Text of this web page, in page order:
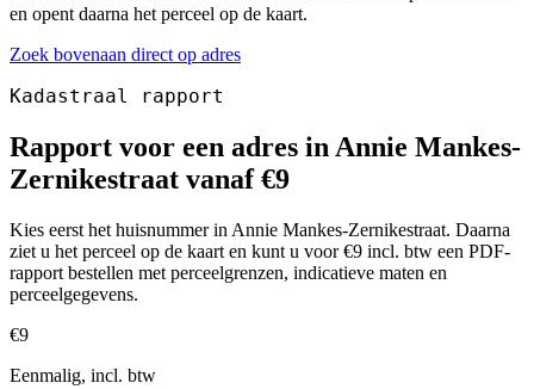
en opent daarna het perceel op de kaart.
Zoek bovenaan direct op adres
Kadastraal rapport
Rapport voor een adres in Annie Mankes-
Zernikestraat vanaf €9
Kies eerst het huisnummer in Annie Mankes-Zernikestraat. Daarna
ziet u het perceel op de kaart en kunt u voor €9 incl. btw een PDF-
rapport bestellen met perceelgrenzen, indicatieve maten en
perceelgegevens.
€9
Eenmalig, incl. btw